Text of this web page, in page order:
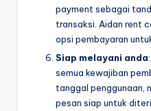
payment sebagai
transaksi. Aidan rent
opsi pembayaran
Siap melayani anda
semua kewajiban
tanggal penggunaan,
pesan siap untuk